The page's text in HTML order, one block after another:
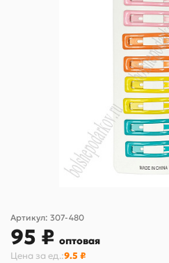
Артикул: 307-480
95 ₽ оптовая
Цена за ед.:9.5 ₽